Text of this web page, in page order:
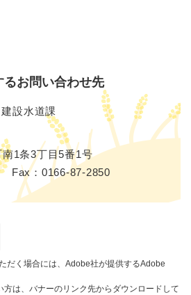
るお問い合わせ先
建設水道課
1条3丁目5番1号
Fax：0166-87-2850
だく場合には、Adobe社が提供するAdobe
は、バナーのリンク先からダウンロードして